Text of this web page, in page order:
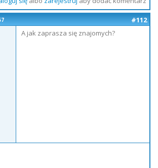
#112
A jak zaprasza się znajomych?